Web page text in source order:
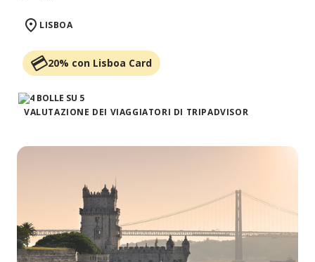
LISBOA
20% con Lisboa Card
VALUTAZIONE DEI VIAGGIATORI DI TRIPADVISOR